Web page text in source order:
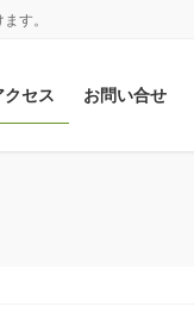
す。
クセス お問い合せ